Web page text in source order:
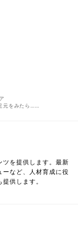
元をみたら……
ツを提供します。最新
ーなど、人材育成に役
供します。